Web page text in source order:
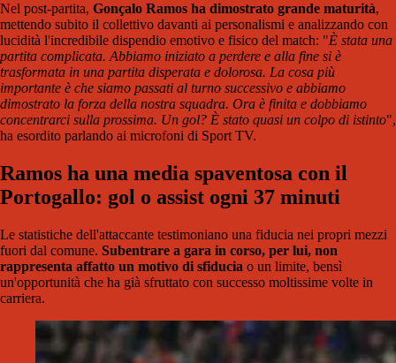
Nel post-partita, Gonçalo Ramos ha dimostrato grande maturità,
mettendo subito il collettivo davanti ai personalismi e analizzando con
lucidità l'incredibile dispendio emotivo e fisico del match: "È stata una
partita complicata. Abbiamo iniziato a perdere e alla fine si è
trasformata in una partita disperata e dolorosa. La cosa più
importante è che siamo passati al turno successivo e abbiamo
dimostrato la forza della nostra squadra. Ora è finita e dobbiamo
concentrarci sulla prossima. Un gol? È stato quasi un colpo di istinto",
ha esordito parlando ai microfoni di Sport TV.
Ramos ha una media spaventosa con il
Portogallo: gol o assist ogni 37 minuti
Le statistiche dell'attaccante testimoniano una fiducia nei propri mezzi
fuori dal comune. Subentrare a gara in corso, per lui, non
rappresenta affatto un motivo di sfiducia o un limite, bensì
un'opportunità che ha già sfruttato con successo moltissime volte in
carriera.